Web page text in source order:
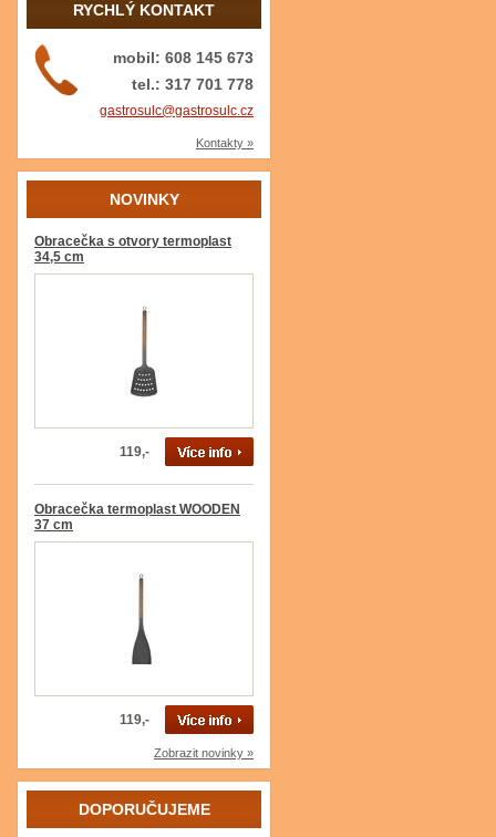
RYCHLÝ KONTAKT
mobil: 608 145 673
tel.: 317 701 778
gastrosulc@gastrosulc.cz
Kontakty »
NOVINKY
Obracečka s otvory termoplast
34,5 cm
119,-
Obracečka termoplast WOODEN
37 cm
119,-
Zobrazit novinky »
DOPORUČUJEME